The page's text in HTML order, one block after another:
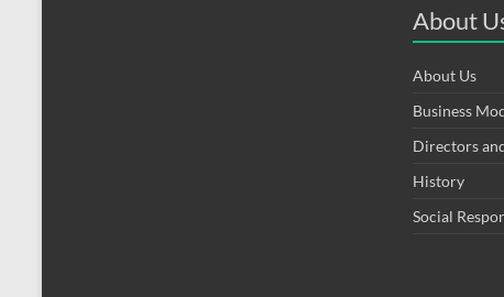
About
About Us
Business
Directors
History
Social